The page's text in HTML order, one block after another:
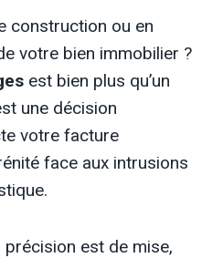
construction ou en
votre bien immobilier ?
est bien plus qu’un
une décision
votre facture
face aux intrusions
est de mise,